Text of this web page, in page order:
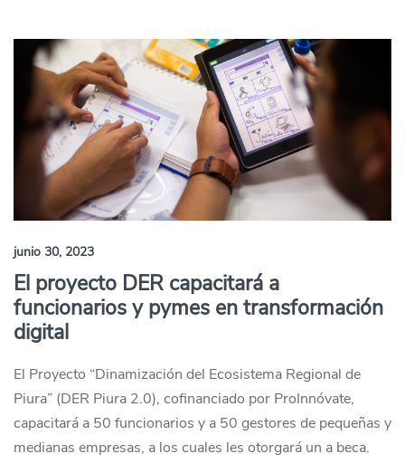
junio 30, 2023
El proyecto DER capacitará a
funcionarios y pymes en transformación
digital
El Proyecto “Dinamización del Ecosistema Regional de
Piura” (DER Piura 2.0), cofinanciado por ProInnóvate,
capacitará a 50 funcionarios y a 50 gestores de pequeñas y
medianas empresas, a los cuales les otorgará un a beca.